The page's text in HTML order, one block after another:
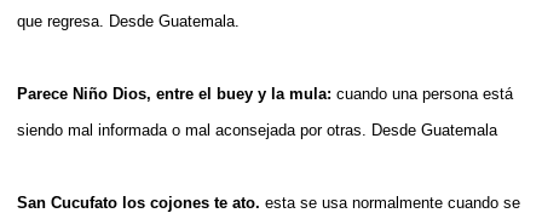
que regresa. Desde Guatemala.
Parece Niño Dios, entre el buey y la mula: cuando una persona está
siendo mal informada o mal aconsejada por otras. Desde Guatemala
San Cucufato los cojones te ato. esta se usa normalmente cuando se